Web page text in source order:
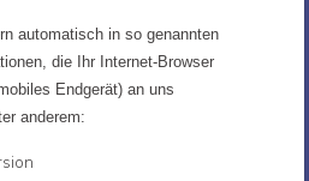
automatisch in so genannten
die Ihr Internet-Browser
Endgerät) an uns
anderem: